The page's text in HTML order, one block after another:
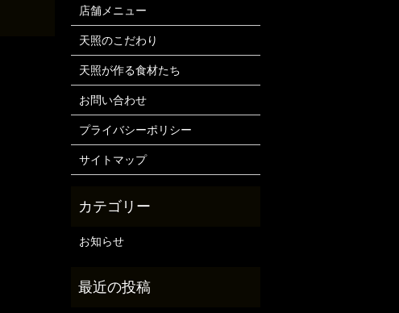
店舗メニュー
天照のこだわり
天照が作る食材たち
お問い合わせ
プライバシーポリシー
サイトマップ
お知らせ